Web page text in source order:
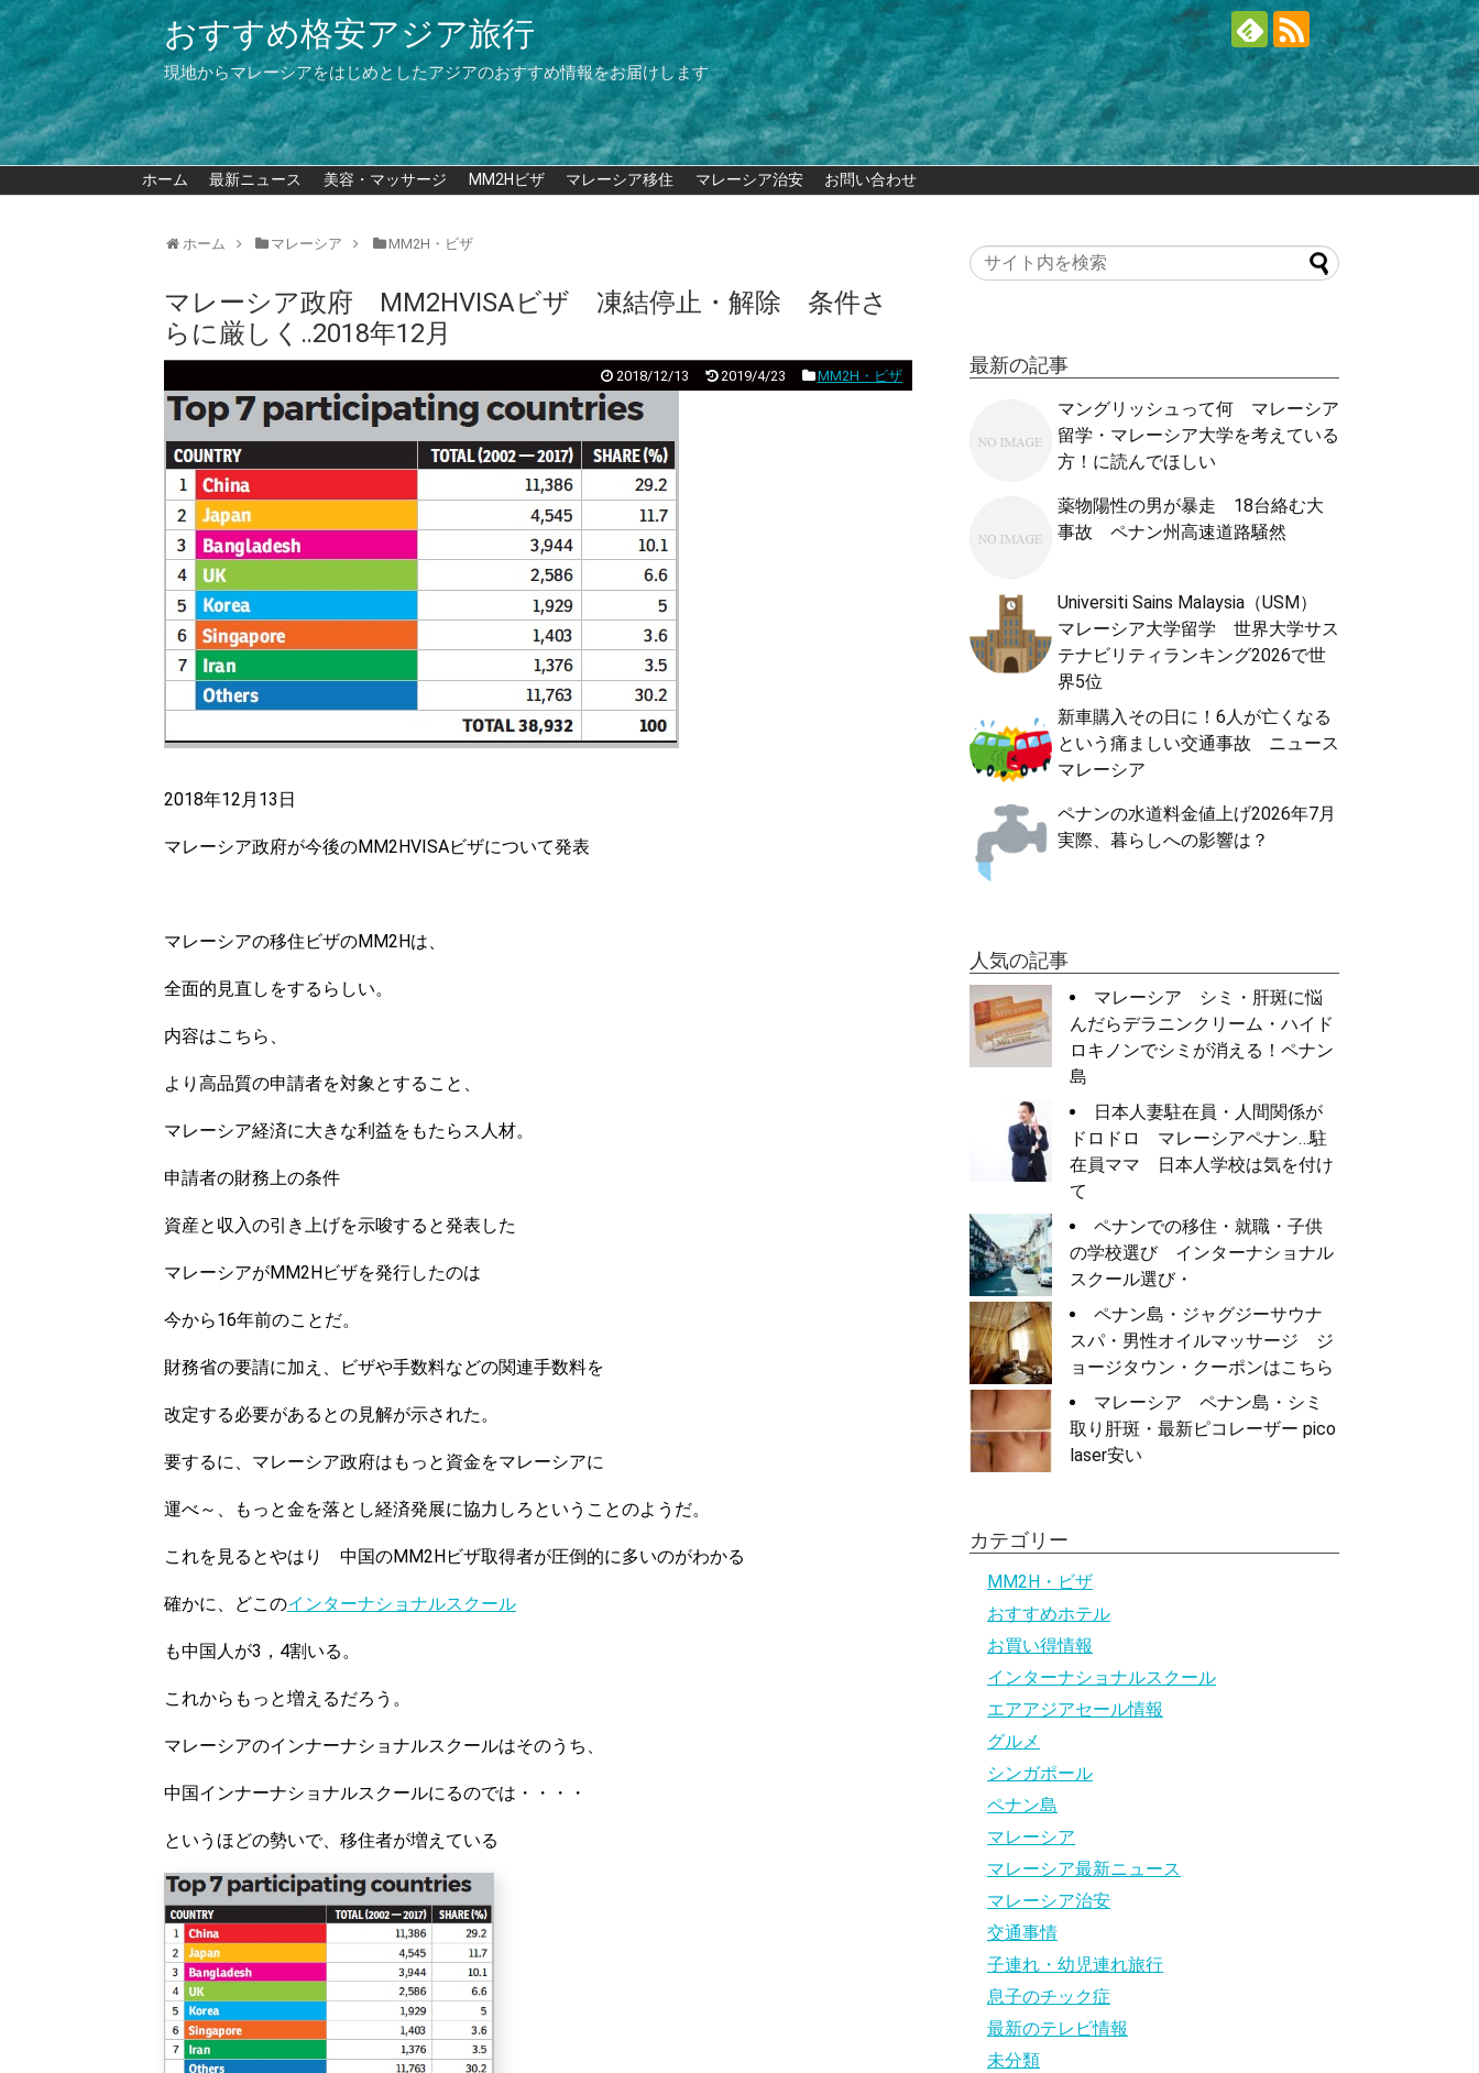
おすすめ格安アジア旅行
現地からマレーシアをはじめとしたアジアのおすすめ情報をお届けします
ホーム 最新ニュース 美容・マッサージ MM2Hビザ マレーシア移住 マレーシア治安 お問い合わせ
ホーム マレーシア MM2H・ビザ
マレーシア政府 MM2HVISAビザ 凍結停止・解除 条件さ
らに厳しく‥2018年12月
2018/12/13 2019/4/23 MM2H・ビザ
2018年12月13日
マレーシア政府が今後のMM2HVISAビザについて発表
マレーシアの移住ビザのMM2Hは、
全面的見直しをするらしい。
内容はこちら、
より高品質の申請者を対象とすること、
マレーシア経済に大きな利益をもたらス人材。
申請者の財務上の条件
資産と収入の引き上げを示唆すると発表した
マレーシアがMM2Hビザを発行したのは
今から16年前のことだ。
財務省の要請に加え、ビザや手数料などの関連手数料を
改定する必要があるとの見解が示された。
要するに、マレーシア政府はもっと資金をマレーシアに
運べ～、もっと金を落とし経済発展に協力しろということのようだ。
これを見るとやはり 中国のMM2Hビザ取得者が圧倒的に多いのがわかる
確かに、どこのインターナショナルスクール
も中国人が3，4割いる。
これからもっと増えるだろう。
マレーシアのインナーナショナルスクールはそのうち、
中国インナーナショナルスクールにるのでは・・・・
というほどの勢いで、移住者が増えている
最新の記事
マングリッシュって何 マレーシア
留学・マレーシア大学を考えている
方！に読んでほしい
薬物陽性の男が暴走 18台絡む大
事故 ペナン州高速道路騒然
Universiti Sains Malaysia（USM）
マレーシア大学留学 世界大学サス
テナビリティランキング2026で世
界5位
新車購入その日に！6人が亡くなる
という痛ましい交通事故 ニュース
マレーシア
ペナンの水道料金値上げ2026年7月
実際、暮らしへの影響は？
人気の記事
マレーシア シミ・肝斑に悩
んだらデラニンクリーム・ハイド
ロキノンでシミが消える！ペナン
島
日本人妻駐在員・人間関係が
ドロドロ マレーシアペナン…駐
在員ママ 日本人学校は気を付け
て
ペナンでの移住・就職・子供
の学校選び インターナショナル
スクール選び・
ペナン島・ジャグジーサウナ
スパ・男性オイルマッサージ ジ
ョージタウン・クーポンはこちら
マレーシア ペナン島・シミ
取り肝斑・最新ピコレーザー pico
laser安い
カテゴリー
MM2H・ビザ
おすすめホテル
お買い得情報
インターナショナルスクール
エアアジアセール情報
グルメ
シンガポール
ペナン島
マレーシア
マレーシア最新ニュース
マレーシア治安
交通事情
子連れ・幼児連れ旅行
息子のチック症
最新のテレビ情報
未分類